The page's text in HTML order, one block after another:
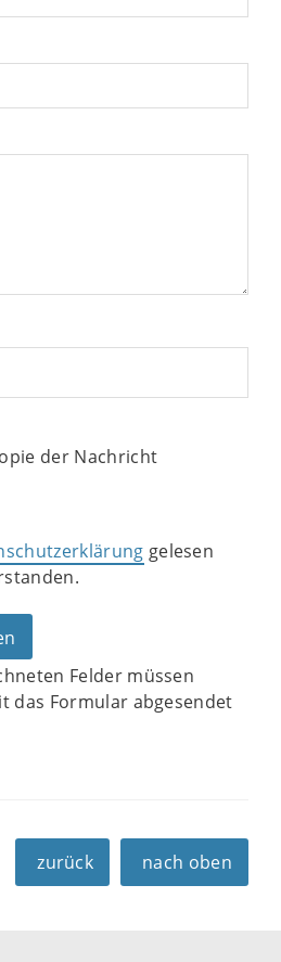
der Nachricht
gelesen
Felder müssen
das Formular abgesendet
zurück nach oben